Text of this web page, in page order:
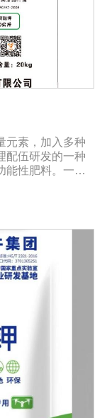
非碱性的农药混
叶片肥害或药
元素，加入多种
配伍研发的一种
能性肥料。一肥
合一，具有提苗
，使土壤暄松
传播的植物病原
苗烂根、死棵、
，降农残、提品
收的目的。适用
在蔬菜、果树、
树等多种作物上
撒施、机播、
18-20公斤，作物
十传杂菌较多地
根据土壤及作物
意事项：1.阴
有益活菌，禁
与多种非强